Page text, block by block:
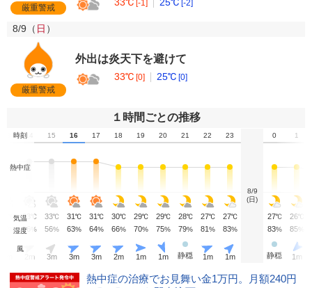
厳重警戒 [-1] [-2]
8/9（ 日 ）
厳重警戒
外出は炎天下を避けて
33℃ [0] 25℃ [0]
１時間ごとの推移
時刻14 15 16 17 18 19 20 21 22 23
8/9
(日)
0 1
熱中症
気温
℃ 33 ℃ 33℃ 31℃ 31℃ 30℃ 29℃ 29℃ 28℃ 27℃ 27℃ 27℃ 26℃
湿度
% 56 % 56% 63% 64% 66% 70% 75% 79% 81% 83% 83% 85%
風
m 3m 3m 3m 2m 1m 1m 静穏 1m 1m 静穏 1 m
熱中症の治療でお見舞い金1万円。月額240円